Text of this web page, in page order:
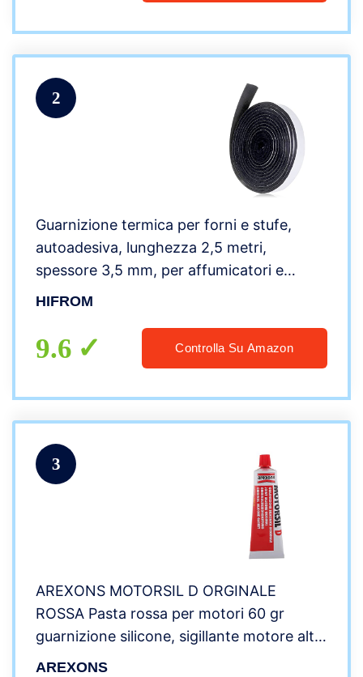
2
Guarnizione termica per forni e stufe,
autoadesiva, lunghezza 2,5 metri,
spessore 3,5 mm, per affumicatori e
barbecue, resistente al calore, per la
HIFROM
9.6 Controlla Su Amazon
3
AREXONS MOTORSIL D ORGINALE
ROSSA Pasta rossa per motori 60 gr
guarnizione silicone, sigillante motore alte
temperature, mastice per guarnizioni
AREXONS